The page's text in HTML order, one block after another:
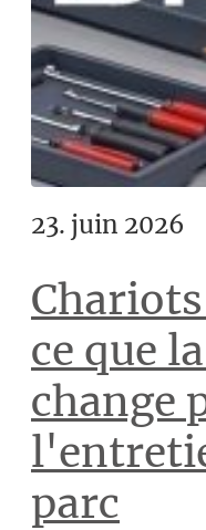
23. juin 2026
ce que
change
parc